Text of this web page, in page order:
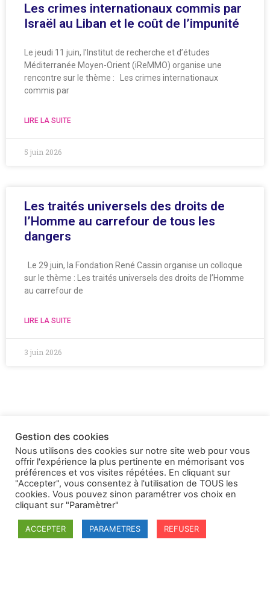
Les crimes internationaux commis par
Israël au Liban et le coût de l’impunité
Le jeudi 11 juin, l’Institut de recherche et d’études
Méditerranée Moyen-Orient (iReMMO) organise une
rencontre sur le thème : Les crimes internationaux
commis par
LIRE LA SUITE
5 juin 2026
Les traités universels des droits de
l’Homme au carrefour de tous les
dangers
Le 29 juin, la Fondation René Cassin organise un colloque
sur le thème : Les traités universels des droits de l’Homme
au carrefour de
LIRE LA SUITE
3 juin 2026
Gestion des cookies
Nous utilisons des cookies sur notre site web pour vous
offrir l'expérience la plus pertinente en mémorisant vos
préférences et vos visites répétées. En cliquant sur
"Accepter", vous consentez à l'utilisation de TOUS les
cookies. Vous pouvez sinon paramétrer vos choix en
cliquant sur "Paramètrer"
ACCEPTER PARAMETRES REFUSER